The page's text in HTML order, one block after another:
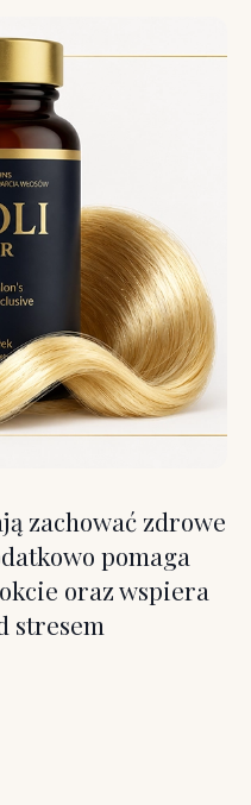
zachować zdrowe
pomaga
oraz wspiera
stresem